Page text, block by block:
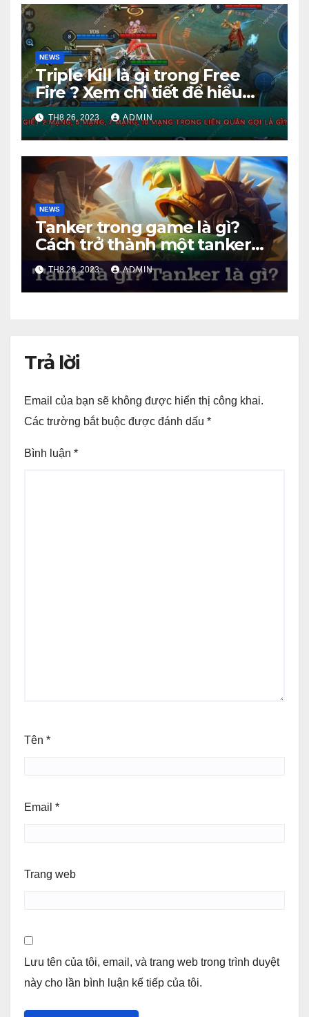
NEWS
Triple Kill là gì trong Free
Fire ? Xem chi tiết để hiểu
hơn
TH8 26, 2023 ADMIN
NEWS
Tanker trong game là gì?
Cách trở thành một tanker
tốtTH8 26, 2023 ADMIN
Trả lời
Email của bạn sẽ không được hiển thị công khai.
Các trường bắt buộc được đánh dấu *
Bình luận *
Tên *
Email *
Trang web
Lưu tên của tôi, email, và trang web trong trình duyệt
này cho lần bình luận kế tiếp của tôi.